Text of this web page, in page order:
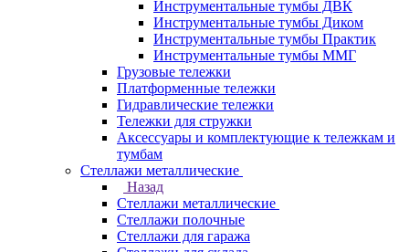
Инструментальные тумбы ДВК
Инструментальные тумбы Диком
Инструментальные тумбы Практик
Инструментальные тумбы ММГ
Грузовые тележки
Платформенные тележки
Гидравлические тележки
Тележки для стружки
Аксесcуары и комплектующие к тележкам и
тумбам
Стеллажи металлические
Назад
Стеллажи металлические
Стеллажи полочные
Стеллажи для гаража